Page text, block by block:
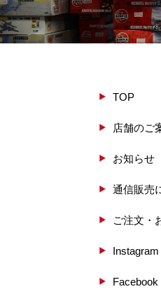
TOP
店舗のご
お知らせ
通信販売
ご注文・
Instagram
Facebook